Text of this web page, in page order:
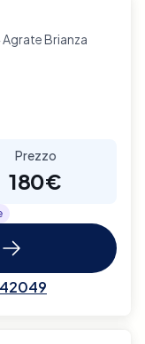
Brianza
Prezzo
180€